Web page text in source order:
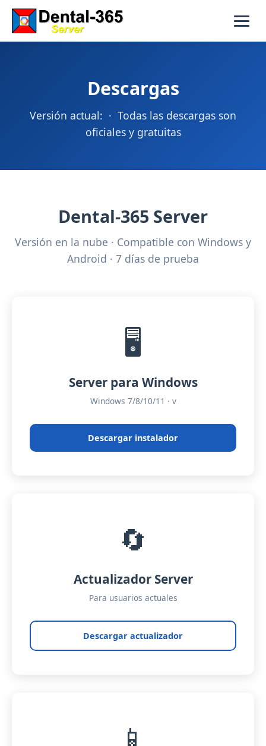
Descargas
Versión actual: · Todas las descargas son
oficiales y gratuitas
Dental-365 Server
Versión en la nube · Compatible con Windows y
Android · 7 días de prueba
🖥️
Server para Windows
Windows 7/8/10/11 · v
Descargar instalador
🔄
Actualizador Server
Para usuarios actuales
Descargar actualizador